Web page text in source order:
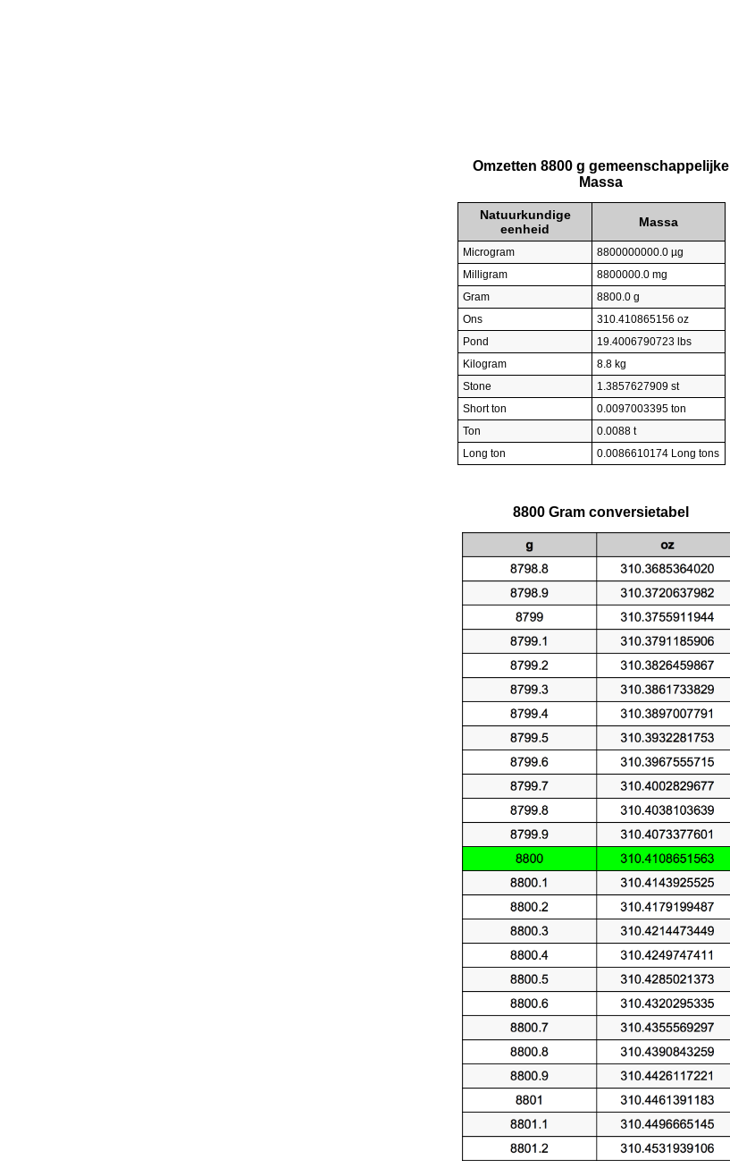
Omzetten 8800 g gemeenschappelijke
Massa
Natuurkundige
eenheid
Massa
Microgram
8800000000.0 µg
Milligram
8800000.0 mg
Gram
8800.0 g
Ons
310.410865156 oz
Pond
19.4006790723 lbs
Kilogram
8.8 kg
Stone
1.3857627909 st
Short ton
0.0097003395 ton
Ton
0.0088 t
Long ton
0.0086610174 Long tons
8800 Gram conversietabel